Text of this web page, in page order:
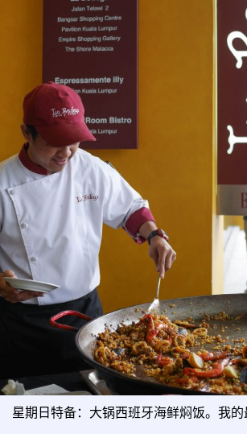
星期日特备：大锅西班牙海鲜焖饭。我